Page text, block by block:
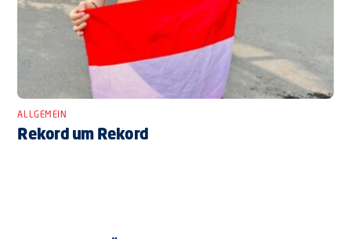
ALLGEMEIN
Rekord um Rekord